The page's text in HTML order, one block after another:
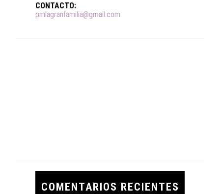
CONTACTO:
pmlagranfamilia@gmail.com
COMENTARIOS RECIENTES